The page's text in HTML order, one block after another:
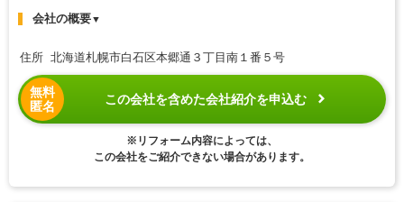
会社の概要▼
住所 北海道札幌市白石区本郷通３丁目南１番５号
無料
匿名
この会社を含めた会社紹介を申込む
※リフォーム内容によっては、
この会社をご紹介できない場合があります。